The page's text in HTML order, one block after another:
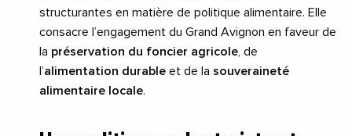
structurantes en matière de politique alimentaire. Elle
consacre l’engagement du Grand Avignon en faveur de
la préservation du foncier agricole , de
l’alimentation durable et de la souveraineté
alimentaire locale.